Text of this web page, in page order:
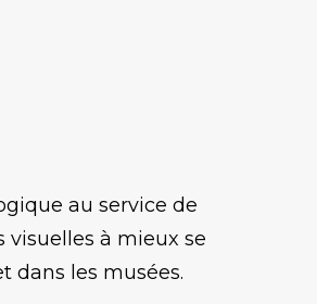
au service de
visuelles à mieux se
dans les musées.